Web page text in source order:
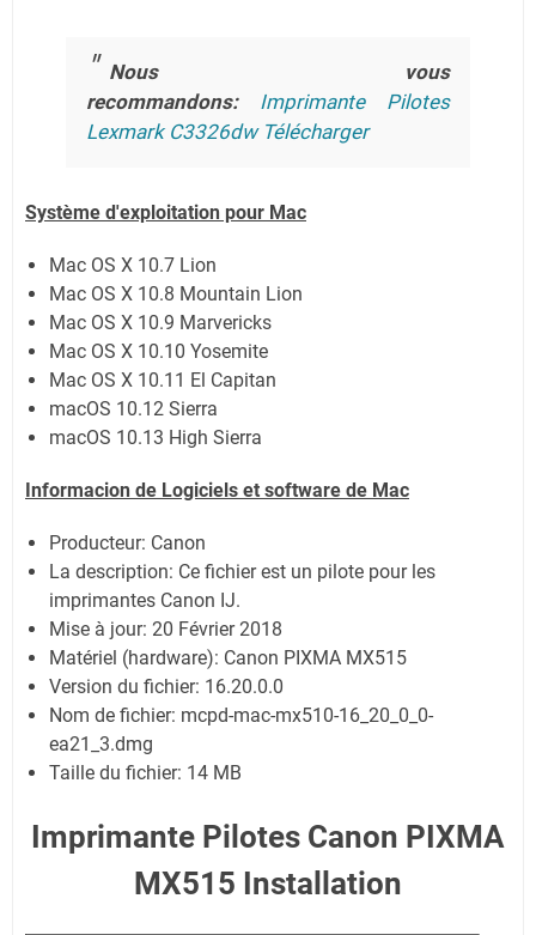
Nous vous
recommandons:
Imprimante Pilotes
Lexmark C3326dw Télécharger
Système d'exploitation pour Mac
Mac OS X 10.7 Lion
Mac OS X 10.8 Mountain Lion
Mac OS X 10.9 Marvericks
Mac OS X 10.10 Yosemite
Mac OS X 10.11 El Capitan
macOS 10.12 Sierra
macOS 10.13 High Sierra
Informacion de Logiciels et software de Mac
Producteur: Canon
La description: Ce fichier est un pilote pour les
imprimantes Canon IJ.
Mise à jour: 20 Février 2018
Matériel (hardware): Canon PIXMA MX515
Version du fichier: 16.20.0.0
Nom de fichier: mcpd-mac-mx510-16_20_0_0-
ea21_3.dmg
Taille du fichier: 14 MB
Imprimante Pilotes Canon PIXMA
MX515 Installation